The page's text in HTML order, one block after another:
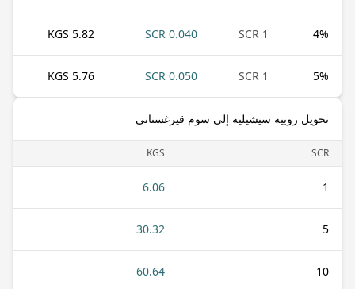
4%
1 SCR
0.040 SCR
5.82 KGS
5%
1 SCR
0.050 SCR
5.76 KGS
تحويل روبية سيشيلية إلى سوم قيرغستاني
SCR
KGS
1
6.06
5
30.32
10
60.64